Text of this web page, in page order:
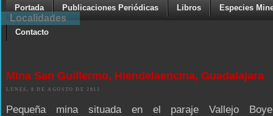
Portada Publicaciones Periódicas Libros Especies
Contacto
Mina San Guillermo, Hiendelaencina, Guadalajara
LUNES, 8 DE AGOSTO DE 2011
Pequeña mina situada en el paraje Vallejo
Localidades